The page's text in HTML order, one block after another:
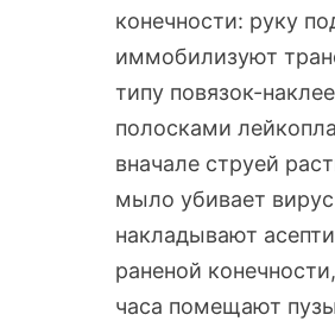
конечности: руку
иммобилизуют
типу повязок-
полосками
вначале струей
мыло убивает
накладывают
раненой
часа помещают